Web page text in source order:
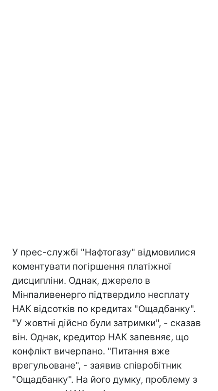
У прес-службі "Нафтогазу" відмовилися
коментувати погіршення платіжної
дисципліни. Однак, джерело в
Мінпаливенерго підтвердило несплату
НАК відсотків по кредитах "Ощадбанку".
"У жовтні дійсно були затримки", - сказав
він. Однак, кредитор НАК запевняє, що
конфлікт вичерпано. "Питання вже
врегульоване", - заявив співробітник
"Ощадбанку". На його думку, проблему з